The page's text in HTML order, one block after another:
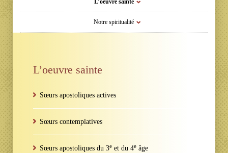
L’oeuvre sainte
Notre spiritualité
L’oeuvre sainte
Sœurs apostoliques actives
Sœurs contemplatives
Sœurs apostoliques du 3e et du 4e âge